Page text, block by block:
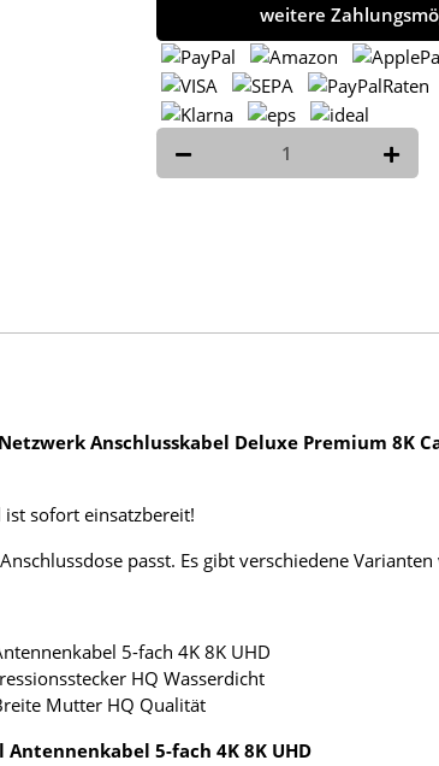
weitere
Anschlusskabel Deluxe Premium 8K
sofort einsatzbereit!
passt. Es gibt verschiedene
5-fach 4K 8K UHD
HQ Wasserdicht
Mutter HQ Qualität
5-fach 4K 8K UHD